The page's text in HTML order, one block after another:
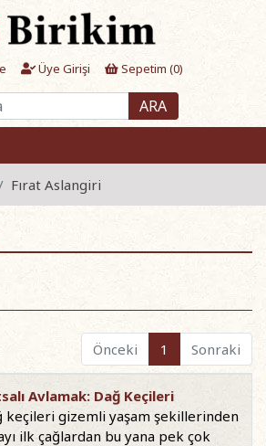
Üye Girişi Sepetim (0)
ARA
Fırat Aslangiri
Önceki 1 Sonraki
Avlamak: Dağ Keçileri
keçileri gizemli yaşam şekillerinden
ilk çağlardan bu yana pek çok